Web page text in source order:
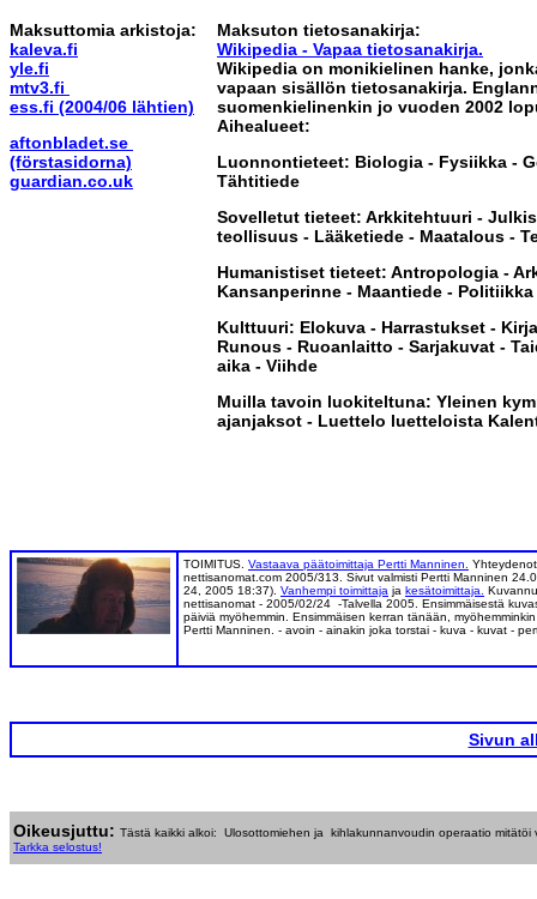
Maksuttomia arkistoja:
kaleva.fi
yle.fi
mtv3.fi
ess.fi (2004/06 lähtien)
aftonbladet.se
(förstasidorna)
guardian.co.uk
Maksuton tietosanakirja:
Wikipedia - Vapaa tietosanakirja.
Wikipedia on monikielinen hanke,
vapaan sisällön tietosanakirja.
suomenkielinenkin jo vuoden 2002
Aihealueet:
Luonnontieteet: Biologia - Fysiikka -
Tähtitiede
Sovelletut tieteet: Arkkitehtuuri -
teollisuus - Lääketiede - Maatalous -
Humanistiset tieteet: Antropologia -
Kansanperinne - Maantiede -
Kulttuuri: Elokuva - Harrastukset -
Runous - Ruoanlaitto - Sarjakuvat -
aika - Viihde
Muilla tavoin luokiteltuna: Yleinen
ajanjaksot - Luettelo luetteloista
TOIMITUS. Vastaava päätoimittaja Pertti Manninen.
nettisanomat.com 2005/313. Sivut valmisti Pertti Manninen
24, 2005 18:37). Vanhempi toimittaja ja kesätoimittaja.
nettisanomat - 2005/02/24 -Talvella 2005. Ensimmäisestä
päiviä myöhemmin. Ensimmäisen kerran tänään,
Pertti Manninen. - avoin - ainakin joka torstai - kuva - kuvat -
Sivun
Oikeusjuttu: Tästä kaikki alkoi: Ulosottomiehen ja kihlakunnanvoudin operaatio
Tarkka selostus!